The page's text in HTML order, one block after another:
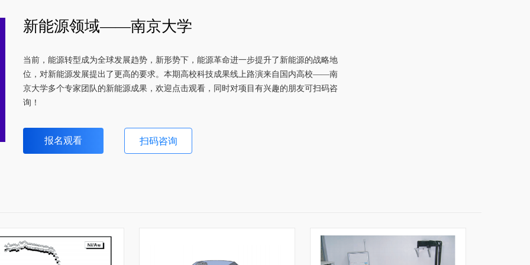
新能源领域——南京大学
当前，能源转型成为全球发展趋势，新形势下，能源革命进一步提升了新能源的战略地
位，对新能源发展提出了更高的要求。本期高校科技成果线上路演来自国内高校——南
京大学多个专家团队的新能源成果，欢迎点击观看，同时对项目有兴趣的朋友可扫码咨
询！
报名观看 扫码咨询